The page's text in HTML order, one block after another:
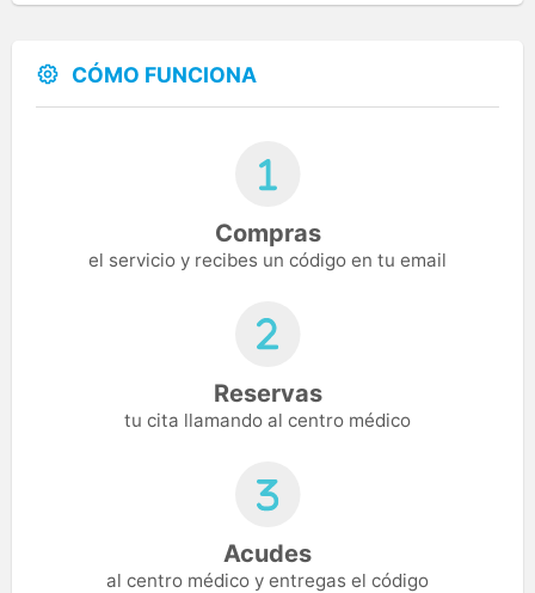
CÓMO FUNCIONA
Compras
el servicio y recibes un código en tu email
Reservas
tu cita llamando al centro médico
Acudes
al centro médico y entregas el código